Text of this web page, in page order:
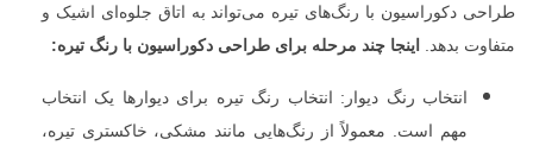
طراحی دکوراسیون با رنگ‌های تیره می‌تواند به اتاق جلوه‌ای اشیک و
متفاوت بدهد.
اینجا چند مرحله برای طراحی دکوراسیون با رنگ تیره:
انتخاب رنگ دیوار: انتخاب رنگ تیره برای دیوارها یک انتخاب
مهم است. معمولاً از رنگ‌هایی مانند مشکی، خاکستری تیره،